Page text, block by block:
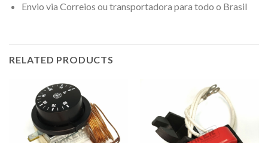
Envio via Correios ou transportadora para todo o Brasil
RELATED PRODUCTS